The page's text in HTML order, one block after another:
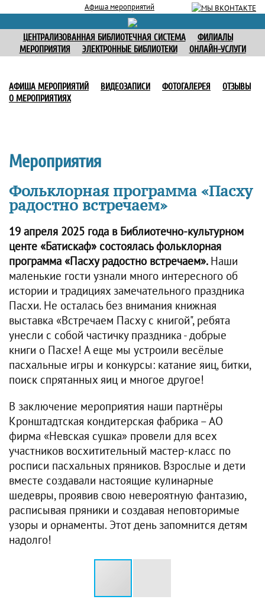
Афиша мероприятий
ЦЕНТРАЛИЗОВАННАЯ БИБЛИОТЕЧНАЯ СИСТЕМА
ФИЛИАЛЫ
МЕРОПРИЯТИЯ
ЭЛЕКТРОННЫЕ БИБЛИОТЕКИ ОНЛАЙН-УСЛУГИ
АФИША МЕРОПРИЯТИЙ ВИДЕОЗАПИСИ ФОТОГАЛЕРЕЯ
ОТЗЫВЫ
О МЕРОПРИЯТИЯХ
Мероприятия
Фольклорная программа «Пасху
радостно встречаем»
19 апреля 2025 года в Библиотечно-культурном
центе «Батискаф» состоялась фольклорная
программа «Пасху радостно встречаем». Наши
маленькие гости узнали много интересного об
истории и традициях замечательного праздника
Пасхи. Не осталась без внимания книжная
выставка «Встречаем Пасху с книгой", ребята
унесли с собой частичку праздника - добрые
книги о Пасхе! А еще мы устроили весёлые
пасхальные игры и конкурсы: катание яиц, битки,
поиск спрятанных яиц и многое другое!
В заключение мероприятия наши партнёры
Кронштадтская кондитерская фабрика – АО
фирма «Невская сушка» провели для всех
участников восхитительный мастер-класс по
росписи пасхальных пряников. Взрослые и дети
вместе создавали настоящие кулинарные
шедевры, проявив свою невероятную фантазию,
расписывая пряники и создавая неповторимые
узоры и орнаменты. Этот день запомнится детям
надолго!